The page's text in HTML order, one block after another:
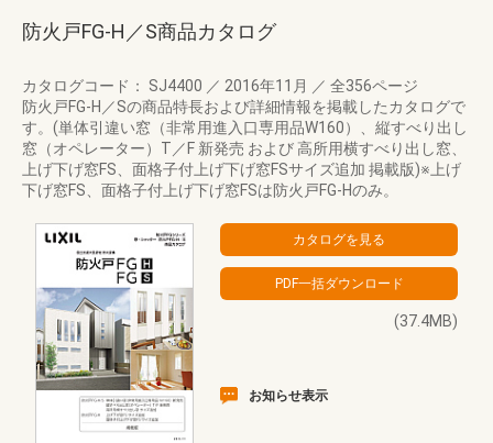
防火戸FG-H／S商品カタログ
カタログコード： SJ4400 ／ 2016年11月 ／ 全356ページ
防火戸FG-H／Sの商品特長および詳細情報を掲載したカタログで
す。(単体引違い窓（非常用進入口専用品W160）、縦すべり出し
窓（オペレーター）T／F 新発売 および 高所用横すべり出し窓、
上げ下げ窓FS、面格子付上げ下げ窓FSサイズ追加 掲載版)※上げ
下げ窓FS、面格子付上げ下げ窓FSは防火戸FG-Hのみ。
(37.4MB)
お知らせ表示